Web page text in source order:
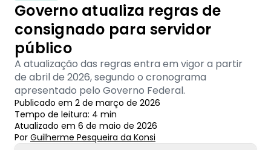
Governo atualiza regras de
consignado para servidor
público
A atualização das regras entra em vigor a partir
de abril de 2026, segundo o cronograma
apresentado pelo Governo Federal.
Publicado em 2 de março de 2026
Tempo de leitura: 4 min
Atualizado em 6 de maio de 2026
Por Guilherme Pesqueira da Konsi